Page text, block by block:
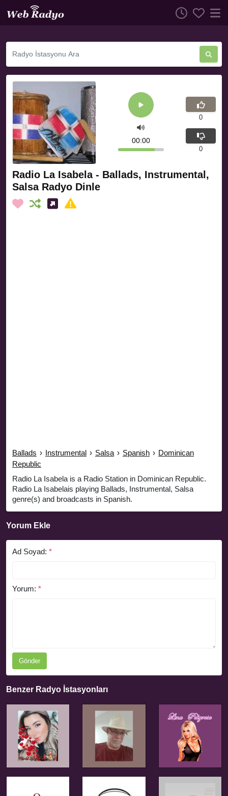
Radio La Isabela - Ballads, Instrumental,
Salsa Radyo Dinle
Ballads › Instrumental › Salsa › Spanish › Dominican
Republic
Radio La Isabela is a Radio Station in Dominican Republic.
Radio La Isabelais playing Ballads, Instrumental, Salsa
genre(s) and broadcasts in Spanish.
00:00
0
0
Yorum Ekle
Ad Soyad: *
Yorum: *
Gönder
Benzer Radyo İstasyonları